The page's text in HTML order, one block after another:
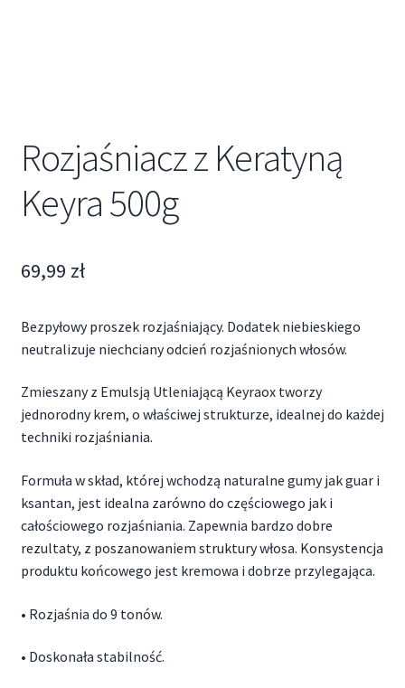
Rozjaśniacz z Keratyną
Keyra 500g
69,99 zł
Bezpyłowy proszek rozjaśniający. Dodatek niebieskiego
neutralizuje niechciany odcień rozjaśnionych włosów.
Zmieszany z Emulsją Utleniającą Keyraox tworzy
jednorodny krem, o właściwej strukturze, idealnej do każdej
techniki rozjaśniania.
Formuła w skład, której wchodzą naturalne gumy jak guar i
ksantan, jest idealna zarówno do częściowego jak i
całościowego rozjaśniania. Zapewnia bardzo dobre
rezultaty, z poszanowaniem struktury włosa. Konsystencja
produktu końcowego jest kremowa i dobrze przylegająca.
• Rozjaśnia do 9 tonów.
• Doskonała stabilność.